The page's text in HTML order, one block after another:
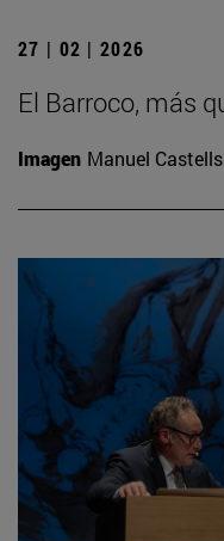
27 | 02 | 2026
El Barroco, más
Imagen Manuel Castells